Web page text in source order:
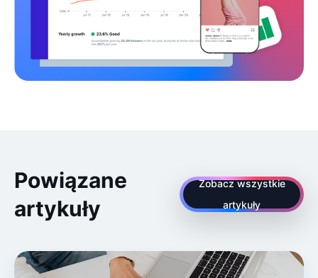
Powiązane
artykuły
Zobacz wszystkie
artykuły